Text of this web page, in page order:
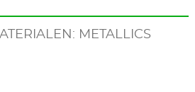
METALLICS